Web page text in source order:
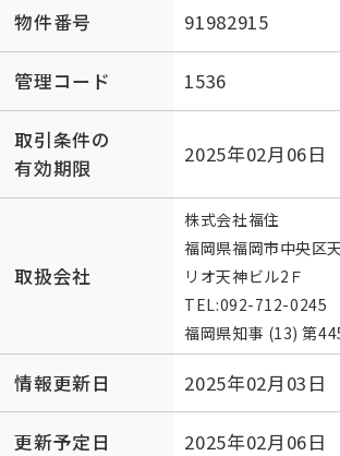
物件番号 91982915
管理コード 1536
取引条件の
有効期限
2025年02月06日
取扱会社
株式会社福住
福岡県福岡市中央区
リオ天神ビル2Ｆ
TEL:092-712-0245
福岡県知事 (13) 第
情報更新日 2025年02月03日
更新予定日 2025年02月06日